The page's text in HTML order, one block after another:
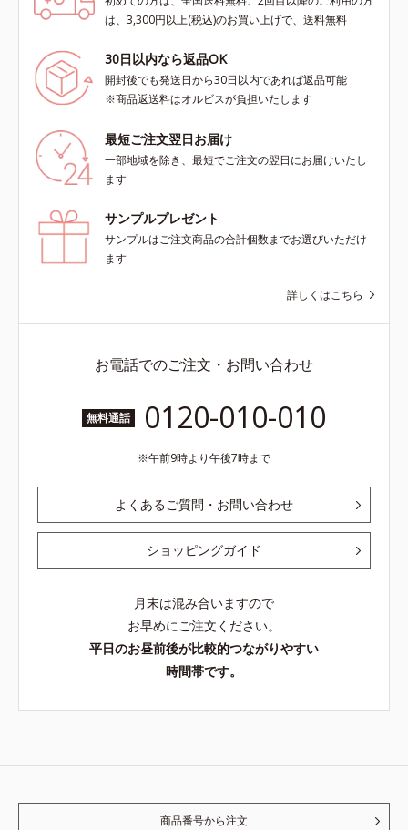
は、3,300円以上(税込)のお買い上げで、送料無料
30日以内なら返品OK
開封後でも発送日から30日以内であれば返品可能
※商品返送料はオルビスが負担いたします
最短ご注文翌日お届け
一部地域を除き、最短でご注文の翌日にお届けいたし
ます
サンプルプレゼント
サンプルはご注文商品の合計個数までお選びいただけ
ます
詳しくはこちら
お電話でのご注文・お問い合わせ
無料通話 0120-010-010
午前9時より午後7時まで
よくあるご質問・お問い合わせ
ショッピングガイド
月末は混み合いますので
お早めにご注文ください。
平日のお昼前後が比較的つながりやすい
時間帯です。
商品番号から注文